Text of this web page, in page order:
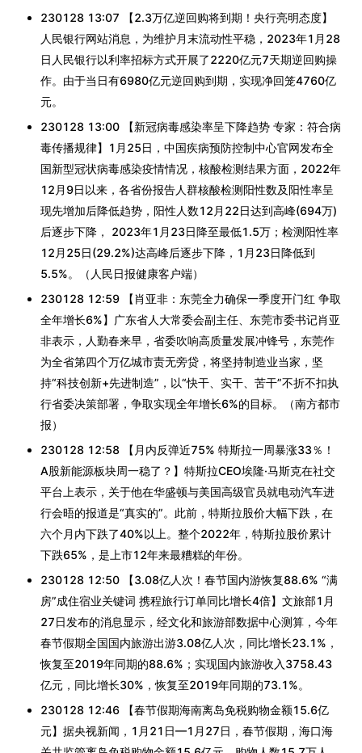
230128 13:07 【2.3万亿逆回购将到期！央行亮明态度】
人民银行网站消息，为维护月末流动性平稳，2023年1月28
日人民银行以利率招标方式开展了2220亿元7天期逆回购操
作。由于当日有6980亿元逆回购到期，实现净回笼4760亿
元。
230128 13:00 【新冠病毒感染率呈下降趋势 专家：符合病
毒传播规律】1月25日，中国疾病预防控制中心官网发布全
国新型冠状病毒感染疫情情况，核酸检测结果方面，2022年
12月9日以来，各省份报告人群核酸检测阳性数及阳性率呈
现先增加后降低趋势，阳性人数12月22日达到高峰(694万)
后逐步下降， 2023年1月23日降至最低1.5万；检测阳性率
12月25日(29.2%)达高峰后逐步下降，1月23日降低到
5.5%。（人民日报健康客户端）
230128 12:59 【肖亚非：东莞全力确保一季度开门红 争取
全年增长6%】广东省人大常委会副主任、东莞市委书记肖亚
非表示，人勤春来早，省委吹响高质量发展冲锋号，东莞作
为全省第四个万亿城市责无旁贷，将坚持制造业当家，坚
持“科技创新+先进制造”，以“快干、实干、苦干”不折不扣执
行省委决策部署，争取实现全年增长6%的目标。（南方都市
报）
230128 12:58 【月内反弹近75% 特斯拉一周暴涨33％！
A股新能源板块周一稳了？】特斯拉CEO埃隆·马斯克在社交
平台上表示，关于他在华盛顿与美国高级官员就电动汽车进
行会晤的报道是“真实的”。此前，特斯拉股价大幅下跌，在
六个月内下跌了40%以上。整个2022年，特斯拉股价累计
下跌65%，是上市12年来最糟糕的年份。
230128 12:50 【3.08亿人次！春节国内游恢复88.6% “满
房”成住宿业关键词 携程旅行订单同比增长4倍】文旅部1月
27日发布的消息显示，经文化和旅游部数据中心测算，今年
春节假期全国国内旅游出游3.08亿人次，同比增长23.1%，
恢复至2019年同期的88.6%；实现国内旅游收入3758.43
亿元，同比增长30%，恢复至2019年同期的73.1%。
230128 12:46 【春节假期海南离岛免税购物金额15.6亿
元】据央视新闻，1月21日—1月27日，春节假期，海口海